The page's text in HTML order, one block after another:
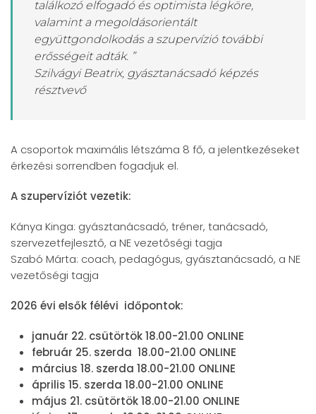
találkozó elfogadó és optimista légköre,
valamint a megoldásorientált
együttgondolkodás a szupervízió további
erősségeit adták. ”
Szilvágyi Beatrix, gyásztanácsadó képzés
résztvevő
A csoportok maximális létszáma 8 fő, a jelentkezéseket
érkezési sorrendben fogadjuk el.
A szupervíziót vezetik:
Kánya Kinga: gyásztanácsadó, tréner, tanácsadó,
szervezetfejlesztő, a NE vezetőségi tagja
Szabó Márta: coach, pedagógus, gyásztanácsadó, a NE
vezetőségi tagja
2026 évi elsők félévi időpontok:
január 22. csütörtök 18.00-21.00 ONLINE
február 25. szerda 18.00-21.00 ONLINE
március 18. szerda 18.00-21.00 ONLINE
április 15. szerda 18.00-21.00 ONLINE
május 21. csütörtök 18.00-21.00 ONLINE